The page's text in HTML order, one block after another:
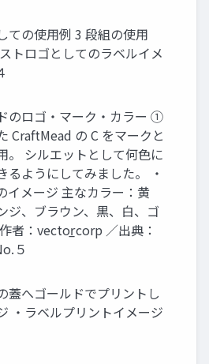
ての使用例 3 段組の使用
トロゴとしてのラベルイメ
のロゴ・マーク・カラー ①
CraftMead の C をマークと
。 シルエットとして何色に
るようにしてみました。 ・
イメージ 主なカラー：黄
ジ、ブラウン、黒、白、ゴ
者：vector̲corp ／出典：
５
蓋へゴールドでプリントし
・ラベルプリントイメージ